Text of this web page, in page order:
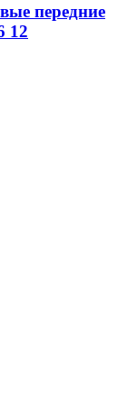
передние
12